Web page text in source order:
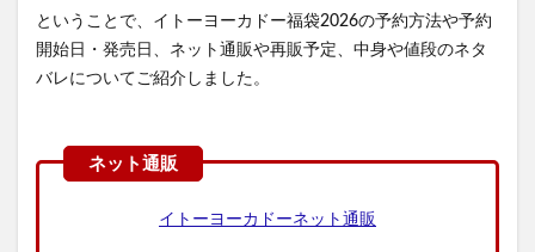
ということで、イトーヨーカドー福袋2026の予約方法や予約
開始日・発売日、ネット通販や再販予定、中身や値段のネタ
バレについてご紹介しました。
イトーヨーカドーネット通販